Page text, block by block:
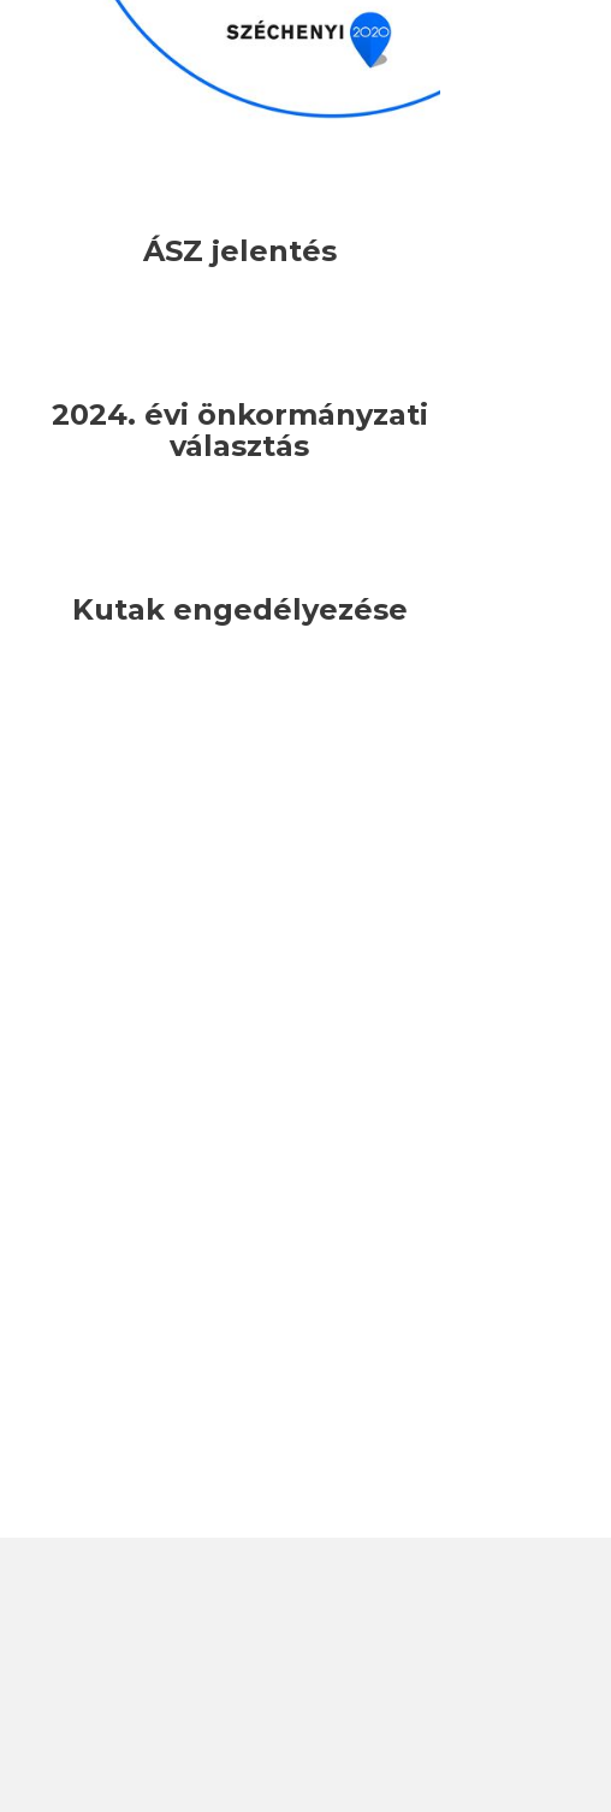
ÁSZ jelentés
2024. évi önkormányzati
választás
Kutak engedélyezése